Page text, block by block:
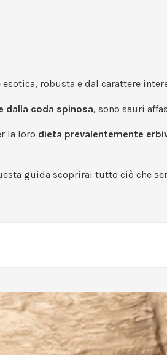
robusta e dal carattere
dalla coda spinosa, sono sauri
la loro dieta prevalentemente
guida scoprirai tutto ciò che